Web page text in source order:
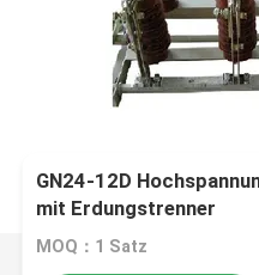
GN24-12D
mit Erdungstrenner
MOQ：1 Satz